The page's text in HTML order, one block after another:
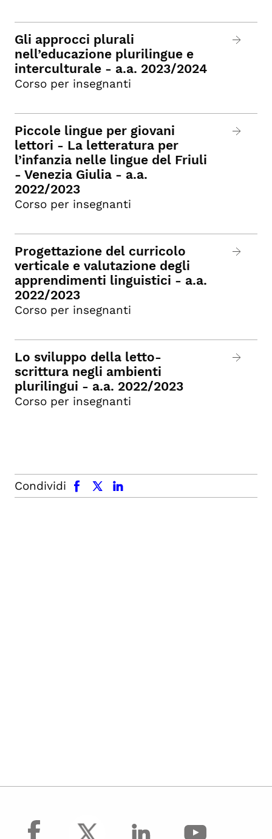
Gli approcci plurali
nell’educazione plurilingue e
interculturale - a.a. 2023/2024
Corso per insegnanti
Piccole lingue per giovani
lettori - La letteratura per
l’infanzia nelle lingue del Friuli
- Venezia Giulia - a.a.
2022/2023
Corso per insegnanti
Progettazione del curricolo
verticale e valutazione degli
apprendimenti linguistici - a.a.
2022/2023
Corso per insegnanti
Lo sviluppo della letto-
scrittura negli ambienti
plurilingui - a.a. 2022/2023
Corso per insegnanti
Condividi
facebook x.com linkedin
facebook